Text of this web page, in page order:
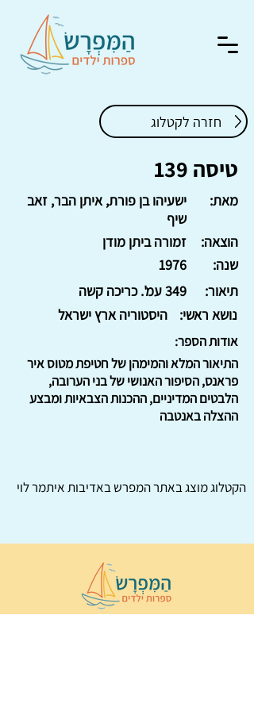
חזרה לקטלוג
טיסה 139
ישעיהו בן פורת, איתן הבר, זאב
שיף
מאת:
זמורה ביתן מודן
הוצאה:
1976
שנה:
349 עמ'. כריכה קשה
תיאור:
היסטוריה ארץ ישראל
נושא ראשי:
אודות הספר:
התיאור המלא והמימהן של חטיפת מטוס איר
פראנס, הסיפור האנושי של בני הערובה,
הלבטים המדיניים, ההכנות הצבאיות ומבצע
ההצלה באנטבה
הקטלוג מוצג באתרהמפרשבאדיבות איתמר לוי